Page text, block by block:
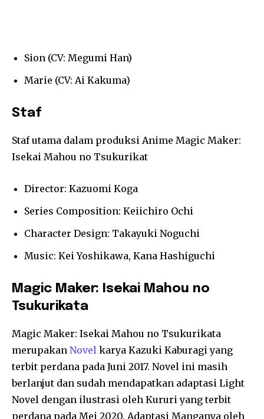
Sion (CV: Megumi Han)
Marie (CV: Ai Kakuma)
Staf
Staf utama dalam produksi Anime Magic Maker:
Isekai Mahou no Tsukurikat
Director: Kazuomi Koga
Series Composition: Keiichiro Ochi
Character Design: Takayuki Noguchi
Music: Kei Yoshikawa, Kana Hashiguchi
Magic Maker: Isekai Mahou no
Tsukurikata
Magic Maker: Isekai Mahou no Tsukurikata
merupakan Novel karya Kazuki Kaburagi yang
terbit perdana pada Juni 2017. Novel ini masih
berlanjut dan sudah mendapatkan adaptasi Light
Novel dengan ilustrasi oleh Kururi yang terbit
perdana pada Mei 2020. Adaptasi Manganya oleh